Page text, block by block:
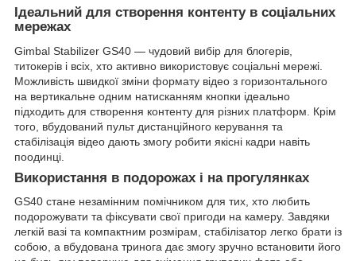
Ідеальний для створення контенту в соціальних
мережах
Gimbal Stabilizer GS40 — чудовий вибір для блогерів,
титокерів і всіх, хто активно використовує соціальні мережі.
Можливість швидкої зміни формату відео з горизонтального
на вертикальне одним натисканням кнопки ідеально
підходить для створення контенту для різних платформ. Крім
того, вбудований пульт дистанційного керування та
стабілізація відео дають змогу робити якісні кадри навіть
поодинці.
Використання в подорожах і на прогулянках
GS40 стане незамінним помічником для тих, хто любить
подорожувати та фіксувати свої пригоди на камеру. Завдяки
легкій вазі та компактним розмірам, стабілізатор легко брати із
собою, а вбудована тринога дає змогу зручно встановити його